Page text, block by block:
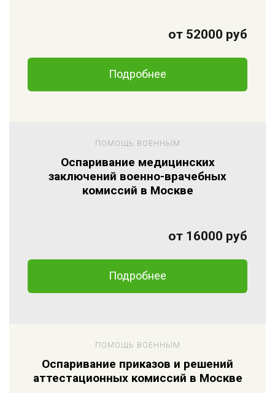
от 52000 руб
Подробнее
ПОМОЩЬ ВОЕННЫМ
Оспаривание медицинских
заключений военно-врачебных
комиссий в Москве
от 16000 руб
Подробнее
ПОМОЩЬ ВОЕННЫМ
Оспаривание приказов и решений
аттестационных комиссий в Москве